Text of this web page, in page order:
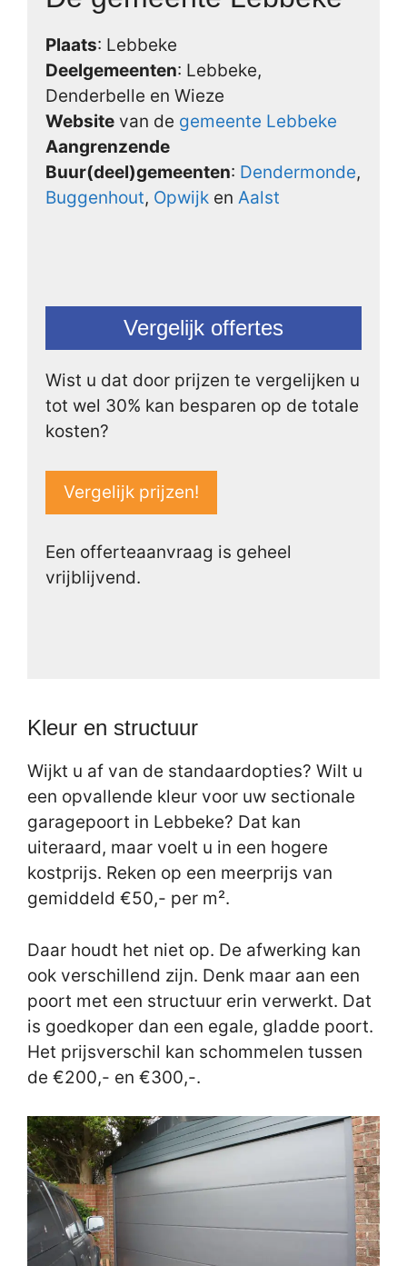
Plaats: Lebbeke
Deelgemeenten: Lebbeke,
Denderbelle en Wieze
Website van de gemeente Lebbeke
Aangrenzende
Buur(deel)gemeenten: Dendermonde,
Buggenhout, Opwijk en Aalst
Vergelijk offertes
Wist u dat door prijzen te vergelijken u
tot wel 30% kan besparen op de totale
kosten?
Vergelijk prijzen!
Een offerteaanvraag is geheel
vrijblijvend.
Kleur en structuur
Wijkt u af van de standaardopties? Wilt u
een opvallende kleur voor uw sectionale
garagepoort in Lebbeke? Dat kan
uiteraard, maar voelt u in een hogere
kostprijs. Reken op een meerprijs van
gemiddeld €50,- per m².
Daar houdt het niet op. De afwerking kan
ook verschillend zijn. Denk maar aan een
poort met een structuur erin verwerkt. Dat
is goedkoper dan een egale, gladde poort.
Het prijsverschil kan schommelen tussen
de €200,- en €300,-.